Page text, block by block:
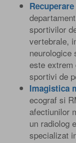
sportivilor
vertebrale,
neurologice
este extrem
sportivi de
Imagistica
ecograf si
afectiunilor
un radiolog
specializat